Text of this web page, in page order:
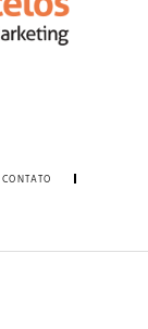
CONTATO